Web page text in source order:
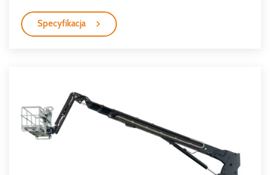
Specyfikacja